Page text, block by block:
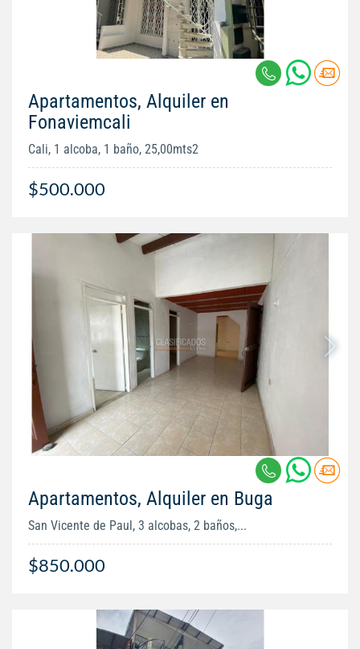
Apartamentos, Alquiler en
Fonaviemcali
Cali, 1 alcoba, 1 baño, 25,00mts2
$500.000
Apartamentos, Alquiler en Buga
San Vicente de Paul, 3 alcobas, 2 baños,...
$850.000